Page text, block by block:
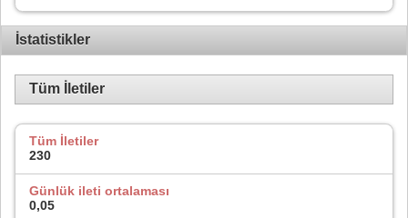
İstatistikler
Tüm İletiler
Tüm İletiler
230
Günlük ileti ortalaması
0,05